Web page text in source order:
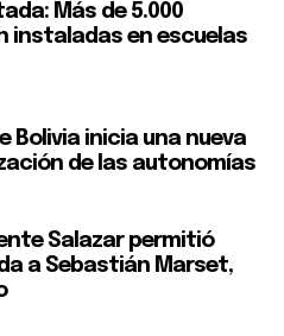
Más de 5.000
instaladas en escuelas
Bolivia inicia una nueva
de las autonomías
Salazar permitió
a Sebastián Marset,